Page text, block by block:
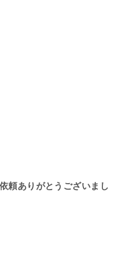
頼ありがとうございまし